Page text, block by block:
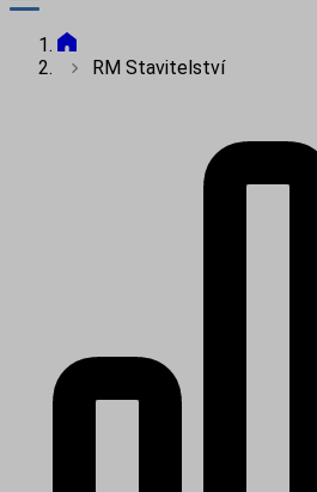
RM Stavitelství